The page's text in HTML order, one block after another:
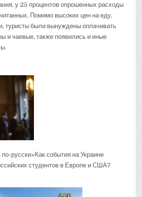
у 25 процентов опрошенных расходы
Помимо высоких цен на еду,
туристы были вынуждены оплачивать
и чаевые, также появились и иные
по-русски»Как события на Украине
студентов в Европе и США7